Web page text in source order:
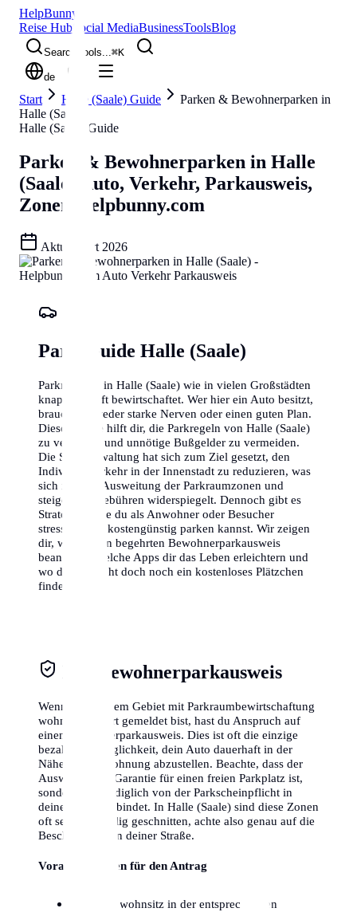
HelpBunny
Reise Hub Social MediaBusinessToolsBlog
Search tools...⌘K
de
Start Halle (Saale) Guide
Parken & Bewohnerparken in
Halle (Saale)
Halle (Saale) Guide
Parken & Bewohnerparken in Halle
(Saale)
Auto, Verkehr, Parkausweis,
Zonen
Helpbunny.com
Aktualisiert 2026
Park-Guide Halle (Saale)
Parkraum ist in Halle (Saale) wie in vielen Großstädten
knapp und oft bewirtschaftet. Wer hier ein Auto besitzt,
braucht entweder starke Nerven oder einen guten Plan.
Dieser Guide hilft dir, die Parkregeln von Halle (Saale)
zu verstehen und unnötige Bußgelder zu vermeiden.
Die Stadtverwaltung hat sich zum Ziel gesetzt, den
Individualverkehr in der Innenstadt zu reduzieren, was
sich in einer Ausweitung der Parkraumzonen und
steigenden Gebühren widerspiegelt. Dennoch gibt es
Strategien, wie du als Anwohner oder Besucher
stressfrei und kostengünstig parken kannst. Wir zeigen
dir, wie du den begehrten Bewohnerparkausweis
beantragst, welche Apps dir das Leben erleichtern und
wo du vielleicht doch noch ein kostenloses Plätzchen
findest.
Der Bewohnerparkausweis
Wenn du in einem Gebiet mit Parkraumbewirtschaftung
wohnst and dort gemeldet bist, hast du Anspruch auf
einen Bewohnerparkausweis. Dies ist oft die einzige
bezahlbare Möglichkeit, dein Auto dauerhaft in der
Nähe deiner Wohnung abzustellen. Beachte, dass der
Ausweis keine Garantie für einen freien Parkplatz ist,
sondern dich lediglich von der Parkscheinpflicht in
deiner Zone entbindet. In Halle (Saale) sind diese Zonen
oft sehr kleinteilig geschnitten, achte also genau auf die
Beschilderung in deiner Straße.
Voraussetzungen für den Antrag
Hauptwohnsitz in der entsprechenden